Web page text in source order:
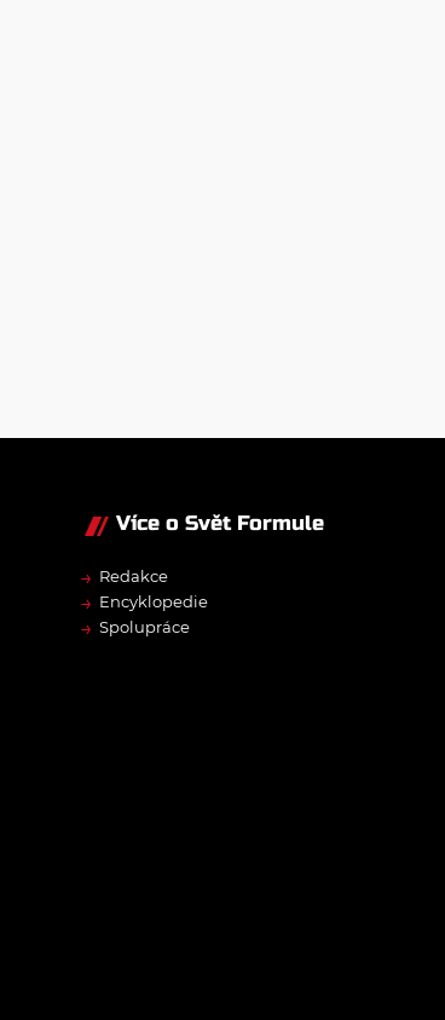
Více o Svět Formule
→ Redakce
→ Encyklopedie
→ Spolupráce